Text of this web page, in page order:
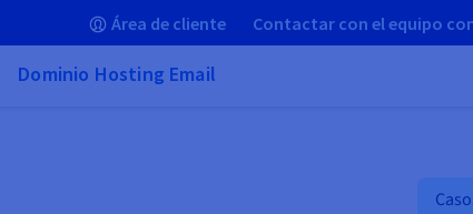
Área de cliente Contactar con el equipo
Dominio Hosting Email